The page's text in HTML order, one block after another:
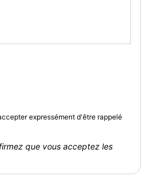
expressément d'être rappelé
que vous acceptez les